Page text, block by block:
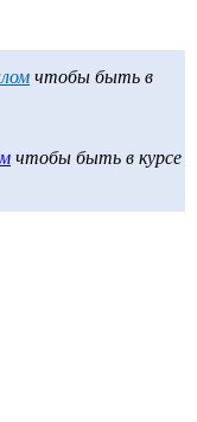
чтобы быть в
чтобы быть в курсе